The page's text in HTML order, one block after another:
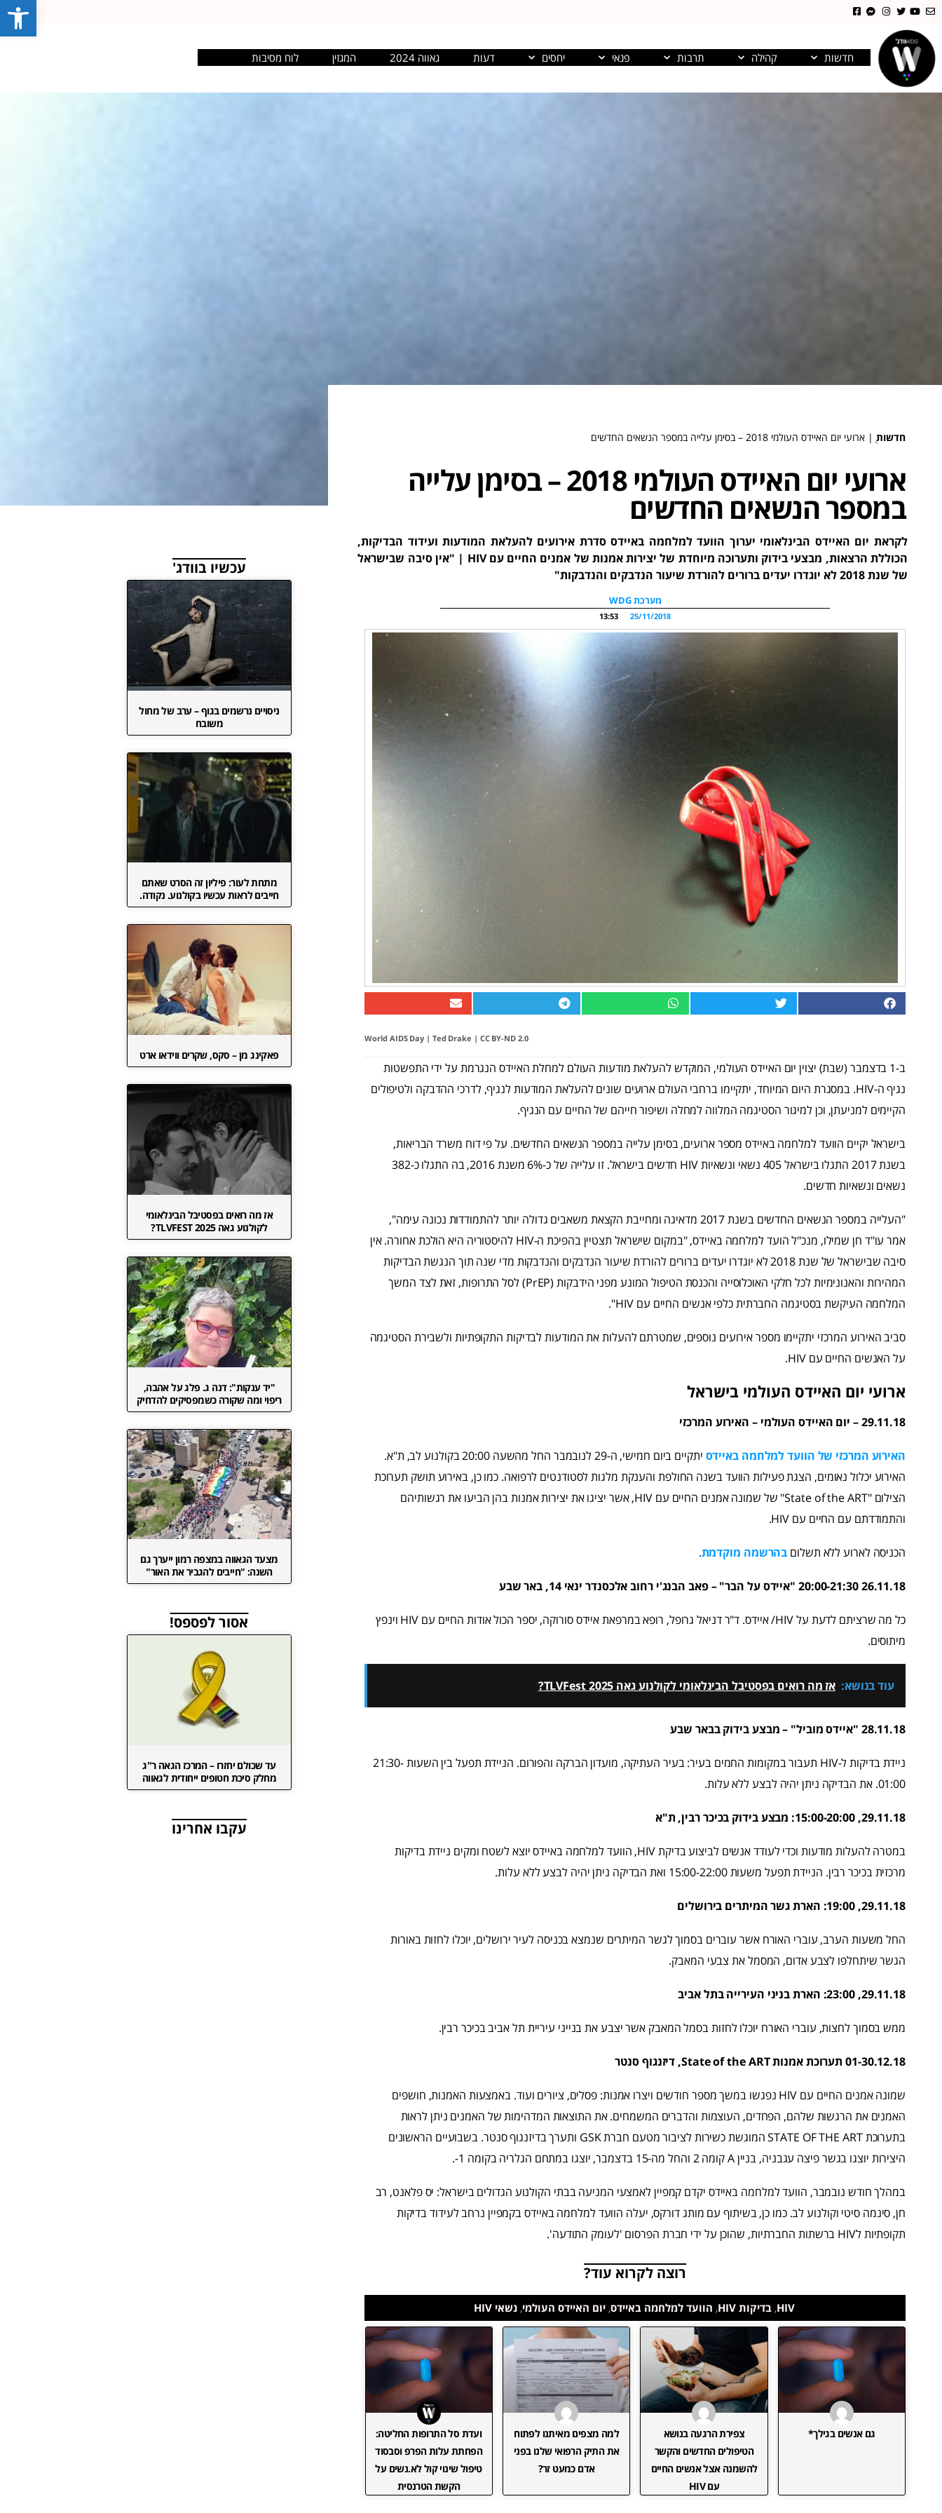
חדשות קהילה תרבות פנאי יחסים דעות גאווה 2024 המגזין לוח מסיבות
חדשות ֻ| ארועי יום האיידס העולמי 2018 – בסימן עלייה במספר הנשאים החדשים
ארועי יום האיידס העולמי 2018 – בסימן עלייה
במספר הנשאים החדשים
לקראת יום האיידס הבינלאומי יערוך הוועד למלחמה באיידס סדרת אירועים להעלאת המודעות ועידוד הבדיקות,
הכוללת הרצאות, מבצעי בידוק ותערוכה מיוחדת של יצירות אמנות של אמנים החיים עם HIV | "אין סיבה שבישראל
של שנת 2018 לא יוגדרו יעדים ברורים להורדת שיעור הנדבקים והנדבקות"
מערכת WDG
25/11/2018
13:53
World AIDS Day | Ted Drake | CC BY-ND 2.0
ב-1 בדצמבר (שבת) יצוין יום האיידס העולמי, המוקדש להעלאת מודעות העולם למחלת האיידס הנגרמת על ידי התפשטות
נגיף ה-HIV. במסגרת היום המיוחד, יתקיימו ברחבי העולם ארועים שונים להעלאת המודעות לנגיף, לדרכי ההדבקה ולטיפולים
הקיימים למניעתן, וכן למיגור הסטיגמה המלווה למחלה ושיפור חייהם של החיים עם הנגיף.
בישראל יקיים הוועד למלחמה באיידס מספר ארועים, בסימן עלייה במספר הנשאים החדשים. על פי דוח משרד הבריאות,
בשנת 2017 התגלו בישראל 405 נשאי ונשאיות HIV חדשים בישראל. זו עלייה של כ-6% משנת 2016, בה התגלו כ-382
נשאים ונשאיות חדשים.
"העלייה במספר הנשאים החדשים בשנת 2017 מדאיגה ומחייבת הקצאת משאבים גדולה יותר להתמודדות נכונה עימה",
אמר עו"ד חן שמילו, מנכ"ל הועד למלחמה באיידס, "במקום שישראל תצטיין בהפיכת ה-HIV להיסטוריה היא הולכת אחורה. אין
סיבה שבישראל של שנת 2018 לא יוגדרו יעדים ברורים להורדת שיעור הנדבקים והנדבקות מדי שנה תוך הנגשת הבדיקות
המהירות והאנונימיות לכל חלקי האוכלוסייה והכנסת הטיפול המונע מפני הידבקות (PrEP) לסל התרופות, זאת לצד המשך
המלחמה העיקשת בסטיגמה החברתית כלפי אנשים החיים עם HIV".
סביב האירוע המרכזי יתקיימו מספר אירועים נוספים, שמטרתם להעלות את המודעות לבדיקות התקופתיות ולשבירת הסטיגמה
על האנשים החיים עם HIV.
ארועי יום האיידס העולמי בישראל
29.11.18 – יום האיידס העולמי – האירוע המרכזי
האירוע המרכזי של הוועד למלחמה באיידס
יתקיים ביום חמישי, ה-29 לנובמבר החל מהשעה 20:00 בקולנוע לב, ת"א.
האירוע יכלול נאומים, הצגת פעילות הוועד בשנה החולפת והענקת מלגות לסטודנטים לרפואה. כמו כן, באירוע תושק תערוכת
הצילום "State of the ART" של שמונה אמנים החיים עם HIV, אשר יציגו את יצירות אמנות בהן הביעו את רגשותיהם
והתמודדתם עם החיים עם HIV.
הכניסה לארוע ללא תשלום בהרשמה מוקדמת.
26.11.18 20:00-21:30 "איידס על הבר" – פאב הבנג'י רחוב אלכסנדר ינאי 14, באר שבע
כל מה שרציתם לדעת על HIV/ איידס. ד"ר דניאל גרופל, רופא במרפאת איידס סורוקה, יספר הכול אודות החיים עם HIV וינפץ
מיתוסים.
עוד בנושא: אז מה רואים בפסטיבל הבינלאומי לקולנוע גאה TLVFest 2025?
28.11.18 "איידס מוביל" – מבצע בידוק בבאר שבע
ניידת בדיקות ל-HIV תעבור במקומות החמים בעיר: בעיר העתיקה, מועדון הברקה והפורום. הניידת תפעל בין השעות 21:30-
01:00. את הבדיקה ניתן יהיה לבצע ללא עלות.
29.11.18, 15:00-20:00: מבצע בידוק בכיכר רבין, ת"א
במטרה להעלות מודעות וכדי לעודד אנשים לביצוע בדיקת HIV, הוועד למלחמה באיידס יוצא לשטח ומקים ניידת בדיקות
מרכזית בכיכר רבין. הניידת תפעל משעות 15:00-22:00 ואת הבדיקה ניתן יהיה לבצע ללא עלות.
29.11.18, 19:00: הארת גשר המיתרים בירושלים
החל משעות הערב, עוברי האורח אשר עוברים בסמוך לגשר המיתרים שנמצא בכניסה לעיר ירושלים, יוכלו לחזות באורות
הגשר שיתחלפו לצבע אדום, המסמל את צבעי המאבק.
29.11.18, 23:00: הארת בניני העירייה בתל אביב
ממש בסמוך לחצות, עוברי האורח יוכלו לחזות בסמל המאבק אשר יצבע את בנייני עיריית תל אביב בכיכר רבין.
01-30.12.18 תערוכת אמנות State of the ART, דיזנגוף סנטר
שמונה אמנים החיים עם HIV נפגשו במשך מספר חודשים ויצרו אמנות: פסלים, ציורים ועוד. באמצעות האמנות, חושפים
האמנים את הרגשות שלהם, הפחדים, העוצמות והדברים המשמחים. את התוצאות המדהימות של האמנים ניתן לראות
בתערוכת STATE OF THE ART המוגשת כשירות לציבור מטעם חברת GSK ותערך בדיזנגוף סנטר. בשבועיים הראשונים
היצירות יוצגו בגשר פיצה עגבניה, בניין A קומה 2 והחל מה-15 בדצמבר, יוצגו במתחם הגלריה בקומה 1-.
במהלך חודש נובמבר, הוועד למלחמה באיידס יקדם קמפיין לאמצעי המניעה בבתי הקולנוע הגדולים בישראל: יס פלאנט, רב
חן, סינמה סיטי וקולנוע לב. כמו כן, בשיתוף עם מותג דורקס, יעלה הוועד למלחמה באיידס בקמפיין נרחב לעידוד בדיקות
תקופתיות לHIV ברשתות החברתיות, שהוכן על ידי חברת הפרסום 'לעומק התודעה'.
רוצה לקרוא עוד?
HIV
, בדיקות HIV , הוועד למלחמה באיידס, יום האיידס העולמי, נשאי HIV
גם אנשים בגילך*
צפירת הרגעה בנושא
הטיפולים החדשים והקשר
להשמנה אצל אנשים החיים
עם HIV‏
למה מצפים מאיתנו לפתוח
את התיק הרפואי שלנו בפני
אדם כמעט זר?
ועדת סל התרופות החליטה:
הפחתת עלות הפרפ וסבסוד
טיפול שינוי קול לא.נשים על
הקשת הטרנסית
עכשיו בוודג'
ניסויים נרשמים בגוף – ערב של מחול
משובח
מתחת לעור: פיליון זה הסרט שאתם
חייבים לראות עכשיו בקולנוע. נקודה.
פאקינג מן – סקס, שקרים ווידאו ארט
אז מה רואים בפסטיבל הבינלאומי
לקולנוע גאה TLVFEST 2025?
"יד ענקות": דנה ג. פלג על אהבה,
ריפוי ומה שקורה כשמפסיקים להדחיק
מצעד הגאווה במצפה רמון ייערך גם
השנה: "חייבים להגביר את האור"
אסור לפספס!
עד שכולם יחזרו – המרכז הגאה ר"ג
מחלק סיכת חטופים ייחודית לגאווה
עקבו אחרינו